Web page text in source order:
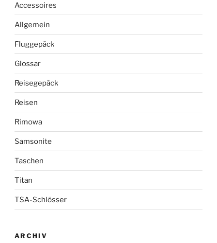
Accessoires
Allgemein
Fluggepäck
Glossar
Reisegepäck
Reisen
Rimowa
Samsonite
Taschen
Titan
TSA-Schlösser
ARCHIV